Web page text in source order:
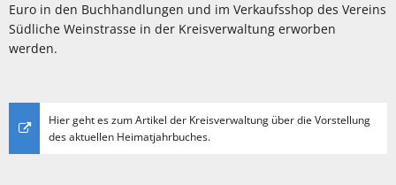
Euro in den Buchhandlungen und im Verkaufsshop des Vereins
Südliche Weinstrasse in der Kreisverwaltung erworben
werden.
Hier geht es zum Artikel der Kreisverwaltung über die Vorstellung
des aktuellen Heimatjahrbuches.